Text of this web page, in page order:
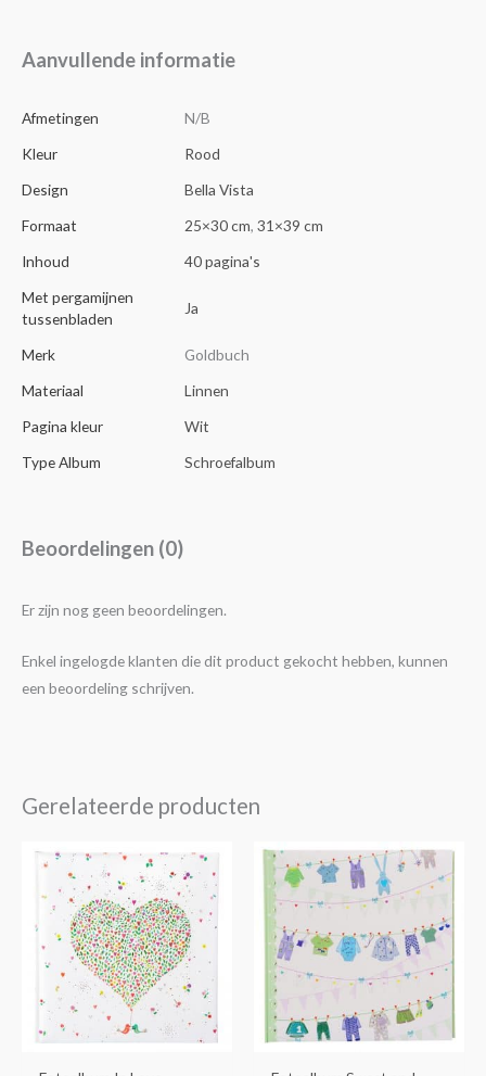
Aanvullende informatie
Afmetingen
N/B
Kleur
Rood
Design
Bella Vista
Formaat
25×30 cm, 31×39 cm
Inhoud
40 pagina's
Met pergamijnen
tussenbladen
Ja
Merk
Goldbuch
Materiaal
Linnen
Pagina kleur
Wit
Type Album
Schroefalbum
Beoordelingen (0)
Er zijn nog geen beoordelingen.
Enkel ingelogde klanten die dit product gekocht hebben, kunnen
een beoordeling schrijven.
Gerelateerde producten